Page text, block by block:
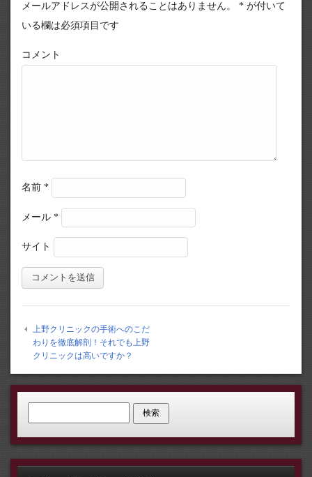
メールアドレスが公開されることはありません。 * が付いて
いる欄は必須項目です
コメント
名前 *
メール *
サイト
上野クリニックの手術へのこだ
わりを徹底解剖！それでも上野
クリニックは高いですか？